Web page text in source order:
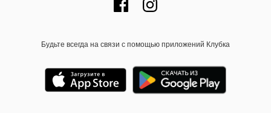
Будьте всегда на связи с помощью приложений Клубка